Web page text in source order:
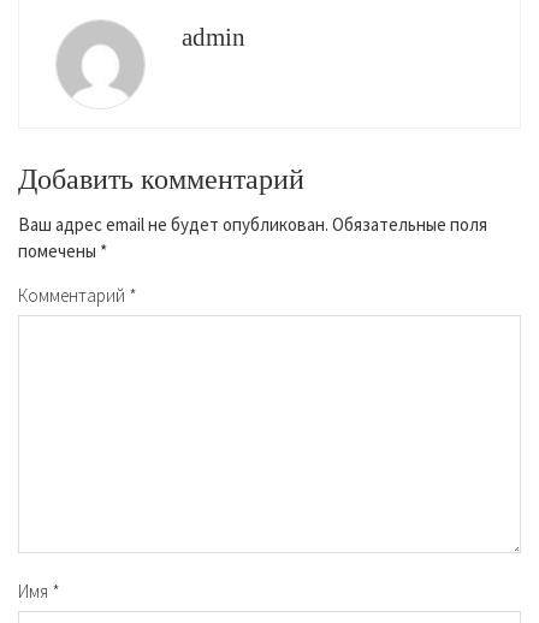
admin
Добавить комментарий
Ваш адрес email не будет опубликован. Обязательные поля
помечены *
Комментарий *
Имя *